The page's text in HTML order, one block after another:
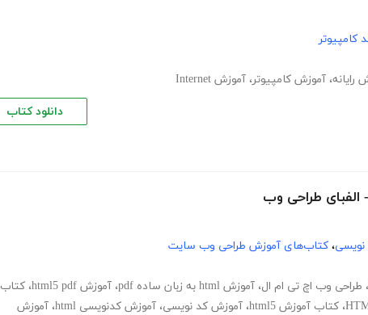
کامپیوتر
رایانه، آموزش کامپیوتر، آموزش Internet
دانلود کتاب
نویسی، کتاب‌های آموزش طراحی وب سایت
، طراحی وب اچ تی ام ال، آموزش html به زبان ساده pdf ، آموزش html5 pdf ، کتاب
، کتاب آموزش html5 ، آموزش کد نویسی، آموزش کدنویسی html ، آموزش